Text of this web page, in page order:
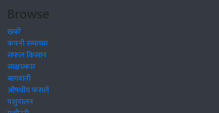
Browse
खबरें
कंपनी समाचार
सफल किसान
साक्षात्कार
बागवानी
औषधीय फसलें
पशुपालन